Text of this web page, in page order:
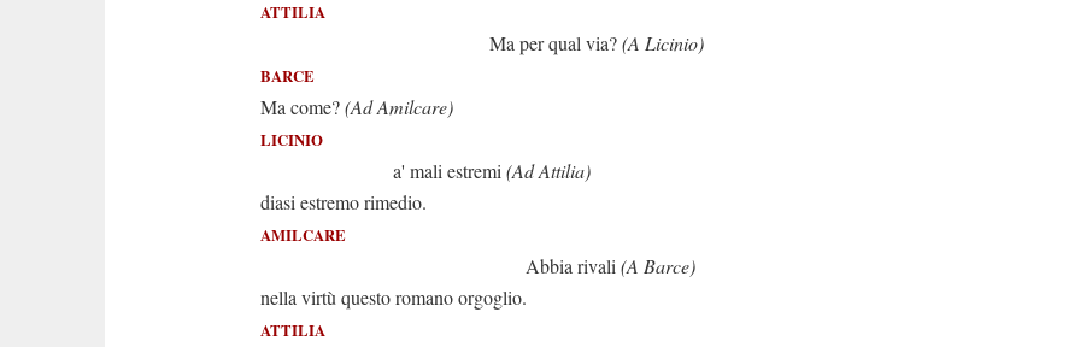
ATTILIA
Ma per qual via?(A Licinio)
BARCE
Ma come?(Ad Amilcare)
LICINIO
a' mali estremi (Ad Attilia)
diasi estremo rimedio.
AMILCARE
Abbia rivali (A Barce)
nella virtù questo romano orgoglio.
ATTILIA